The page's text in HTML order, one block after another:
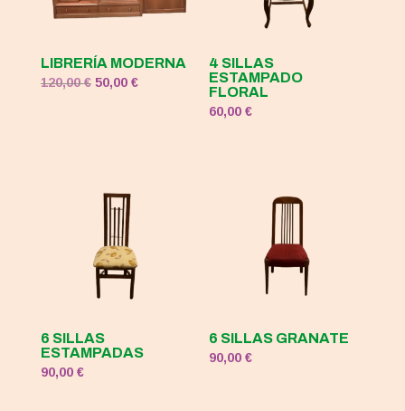
LIBRERÍA MODERNA
120,00€ El
50,00 €El
4 SILLAS
ESTAMPADO
FLORAL
60,00€
6 SILLAS
ESTAMPADAS
90,00 €
6 SILLAS GRANATE
90,00€